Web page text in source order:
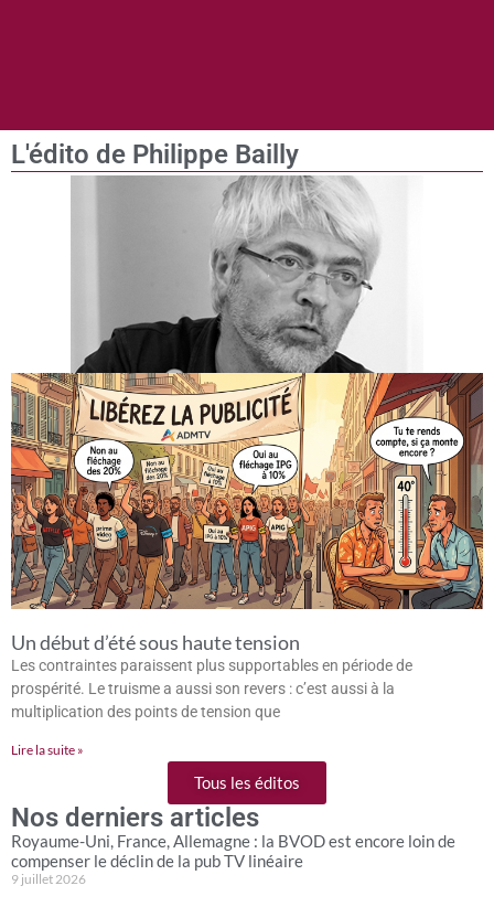
L'édito de Philippe Bailly
Un début d’été sous haute tension
Les contraintes paraissent plus supportables en période de
prospérité. Le truisme a aussi son revers : c’est aussi à la
multiplication des points de tension que
Lire la suite »
Tous les éditos
Nos derniers articles
Royaume-Uni, France, Allemagne : la BVOD est encore loin de
compenser le déclin de la pub TV linéaire
9 juillet 2026